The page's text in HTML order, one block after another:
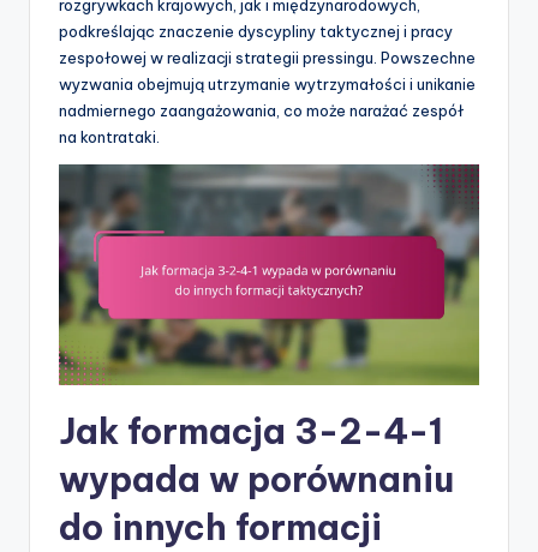
rozgrywkach krajowych, jak i międzynarodowych,
podkreślając znaczenie dyscypliny taktycznej i pracy
zespołowej w realizacji strategii pressingu. Powszechne
wyzwania obejmują utrzymanie wytrzymałości i unikanie
nadmiernego zaangażowania, co może narażać zespół
na kontrataki.
Jak formacja 3-2-4-1
wypada w porównaniu
do innych formacji